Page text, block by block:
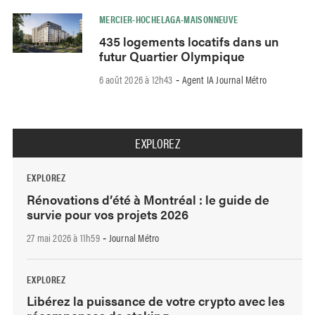
MERCIER-HOCHELAGA-MAISONNEUVE
435 logements locatifs dans un
futur Quartier Olympique
6 août 2026 à 12h43 - Agent IA Journal Métro
EXPLOREZ
EXPLOREZ
Rénovations d’été à Montréal : le guide de
survie pour vos projets 2026
27 mai 2026 à 11h59- Journal Métro
EXPLOREZ
Libérez la puissance de votre crypto avec les